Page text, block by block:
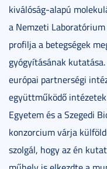
kiválóság-alapú
a Nemzeti
profilja a betegségek
gyógyításának
európai partnerségi
együttműködő
Egyetem és a Szegedi
konzorcium várja
szolgál, hogy az én